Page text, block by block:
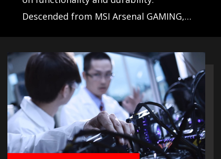
Descended from MSI Arsenal GAMING,
from rugged military equipment and are
ready for battle.